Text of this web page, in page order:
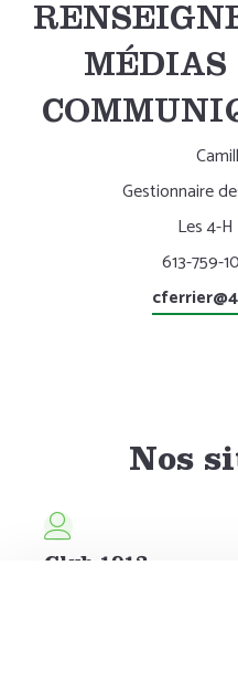
MÉDIAS
Gestionnaire
Les 4-
613-759-
Nos
Club 1913